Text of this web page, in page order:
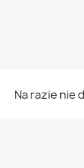
Na razie nie